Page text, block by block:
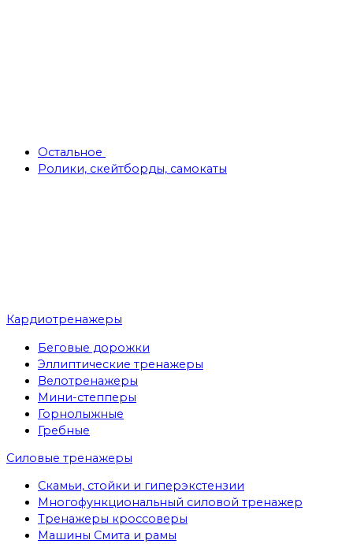
Остальное
Ролики, скейтборды, самокаты
Кардиотренажеры
Беговые дорожки
Эллиптические тренажеры
Велотренажеры
Мини-степперы
Горнолыжные
Гребные
Cиловые тренажеры
Скамьи, стойки и гиперэкстензии
Многофункциональный силовой тренажер
Тренажеры кроссоверы
Машины Смита и рамы